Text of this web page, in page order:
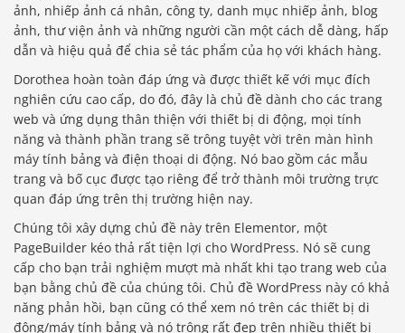
ảnh, nhiếp ảnh cá nhân, công ty, danh mục nhiếp ảnh, blog
ảnh, thư viện ảnh và những người cần một cách dễ dàng, hấp
dẫn và hiệu quả để chia sẻ tác phẩm của họ với khách hàng.
Dorothea hoàn toàn đáp ứng và được thiết kế với mục đích
nghiên cứu cao cấp, do đó, đây là chủ đề dành cho các trang
web và ứng dụng thân thiện với thiết bị di động, mọi tính
năng và thành phần trang sẽ trông tuyệt vời trên màn hình
máy tính bảng và điện thoại di động. Nó bao gồm các mẫu
trang và bố cục được tạo riêng để trở thành môi trường trực
quan đáp ứng trên thị trường hiện nay.
Chúng tôi xây dựng chủ đề này trên Elementor, một
PageBuilder kéo thả rất tiện lợi cho WordPress. Nó sẽ cung
cấp cho bạn trải nghiệm mượt mà nhất khi tạo trang web của
bạn bằng chủ đề của chúng tôi. Chủ đề WordPress này có khả
năng phản hồi, bạn cũng có thể xem nó trên các thiết bị di
động/máy tính bảng và nó trông rất đẹp trên nhiều thiết bị